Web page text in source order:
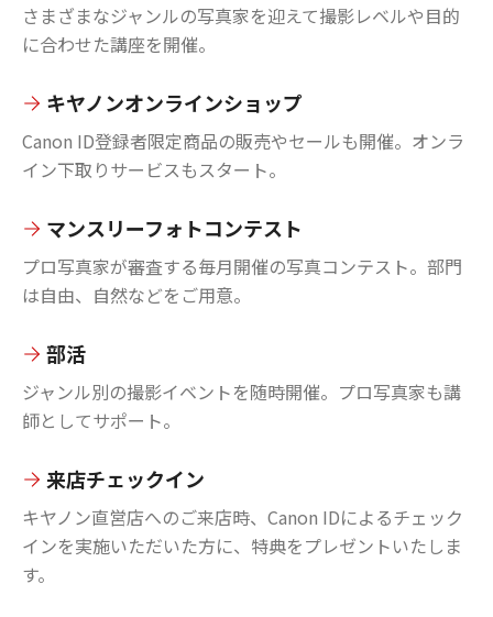
さまざまなジャンルの写真家を迎えて撮影レベルや目的
に合わせた講座を開催。
キヤノンオンラインショップ
Canon ID登録者限定商品の販売やセールも開催。オンラ
イン下取りサービスもスタート。
マンスリーフォトコンテスト
プロ写真家が審査する毎月開催の写真コンテスト。部門
は自由、自然などをご用意。
部活
ジャンル別の撮影イベントを随時開催。プロ写真家も講
師としてサポート。
来店チェックイン
キヤノン直営店へのご来店時、Canon IDによるチェック
インを実施いただいた方に、特典をプレゼントいたしま
す。